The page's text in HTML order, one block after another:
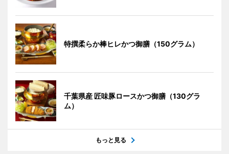
特撰柔らか棒ヒレかつ御膳（150グラム）
千葉県産 匠味豚ロースかつ御膳（130グラ
ム）
もっと見る